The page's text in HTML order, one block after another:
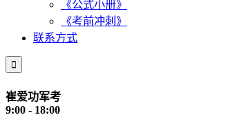
《公式小册》
《考前冲刺》
联系方式

崔爱功军考
9:00 - 18:00